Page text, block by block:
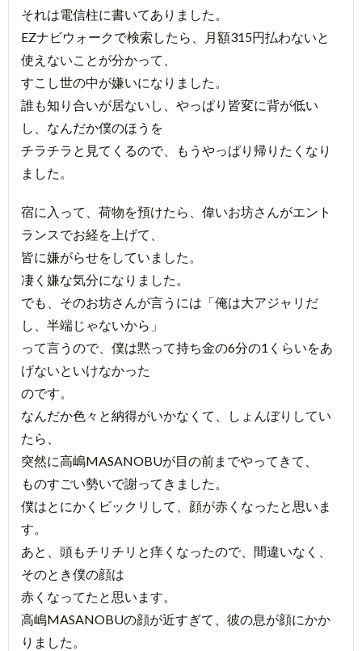
それは電信柱に書いてありました。
EZナビウォークで検索したら、月額315円払わないと
使えないことが分かって、
すこし世の中が嫌いになりました。
誰も知り合いが居ないし、やっぱり皆変に背が低い
し、なんだか僕のほうを
チラチラと見てくるので、もうやっぱり帰りたくなり
ました。
宿に入って、荷物を預けたら、偉いお坊さんがエント
ランスでお経を上げて、
皆に嫌がらせをしていました。
凄く嫌な気分になりました。
でも、そのお坊さんが言うには「俺は大アジャリだ
し、半端じゃないから」
って言うので、僕は黙って持ち金の6分の1くらいをあ
げないといけなかった
のです。
なんだか色々と納得がいかなくて、しょんぼりしてい
たら、
突然に高嶋MASANOBUが目の前までやってきて、
ものすごい勢いで謝ってきました。
僕はとにかくビックリして、顔が赤くなったと思いま
す。
あと、頭もチリチリと痒くなったので、間違いなく、
そのとき僕の顔は
赤くなってたと思います。
高嶋MASANOBUの顔が近すぎて、彼の息が顔にかか
りました。